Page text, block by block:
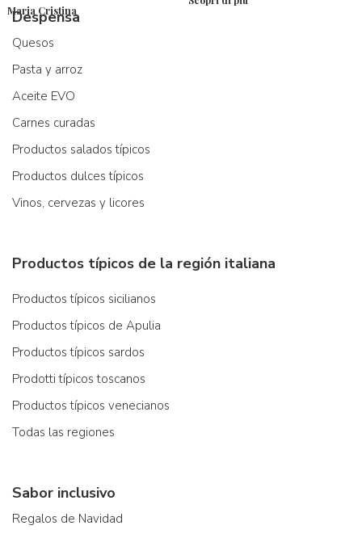
Maria Cristina
Despensa
Quesos
Pasta y arroz
Aceite EVO
Carnes curadas
Productos salados típicos
Productos dulces típicos
Vinos, cervezas y licores
Productos típicos de la región italiana
Productos típicos sicilianos
Productos típicos de Apulia
Productos típicos sardos
Prodotti típicos toscanos
Productos típicos venecianos
Todas las regiones
Sabor inclusivo
Regalos de Navidad